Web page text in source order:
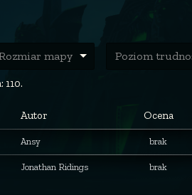
mapy Poziom trudności
110.
Autor Ocena
Ansy brak
Jonathan Ridings brak